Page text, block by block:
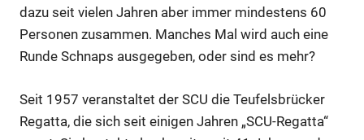
dazu seit vielen Jahren aber immer mindestens 60
Personen zusammen. Manches Mal wird auch eine
Runde Schnaps ausgegeben, oder sind es mehr?
Seit 1957 veranstaltet der SCU die Teufelsbrücker
Regatta, die sich seit einigen Jahren „SCU-Regatta“